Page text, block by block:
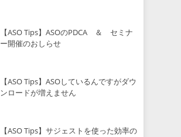
【ASO Tips】ASOのPDCA ＆ セミナ
ー開催のおしらせ
【ASO Tips】ASOしているんですがダウ
ンロードが増えません
【ASO Tips】サジェストを使った効率の